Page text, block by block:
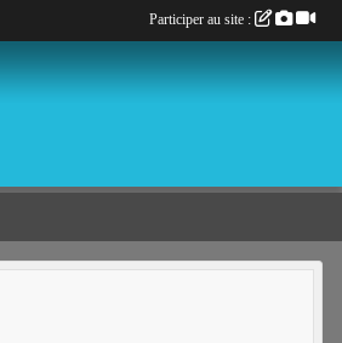
Participer au site :